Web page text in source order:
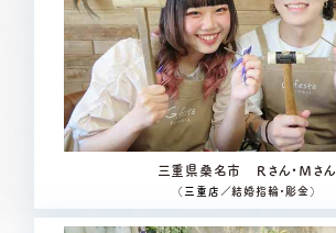
三重県桑名市 Ｒさん・Ｍさん
（ 三重店 ／結婚指輪・彫金）